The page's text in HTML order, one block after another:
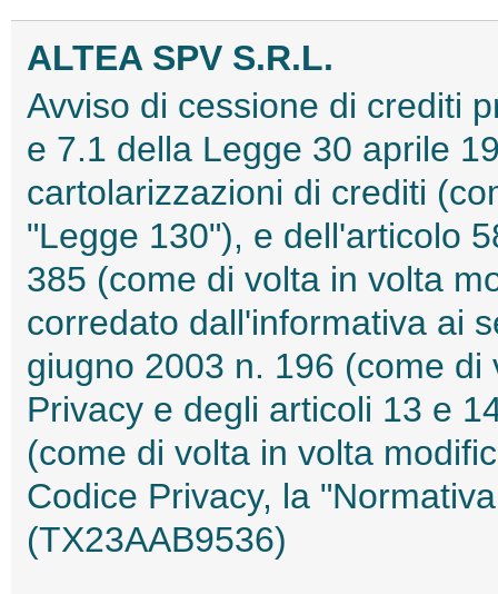
ALTEA SPV S.R.L.
Avviso di cessione di crediti
e 7.1 della Legge 30 aprile
cartolarizzazioni di crediti
"Legge 130"), e dell'articolo
385 (come di volta in volta
corredato dall'informativa ai
giugno 2003 n. 196 (come
Privacy e degli articoli 13 e
(come di volta in volta
Codice Privacy, la
(TX23AAB9536)